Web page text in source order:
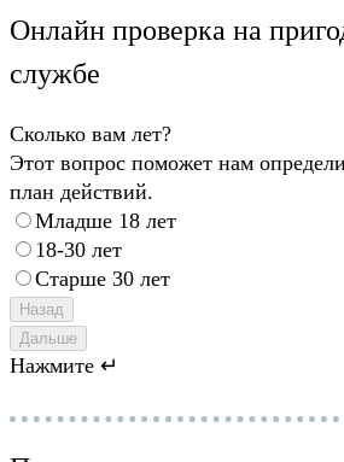
Онлайн проверка на
службе
Сколько вам лет?
Этот вопрос поможет нам
план действий.
Младше 18 лет
18-30 лет
Старше 30 лет
Назад
Дальше
Нажмите ↵